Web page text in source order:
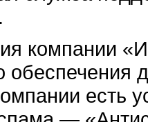
компании
обеспечения
есть